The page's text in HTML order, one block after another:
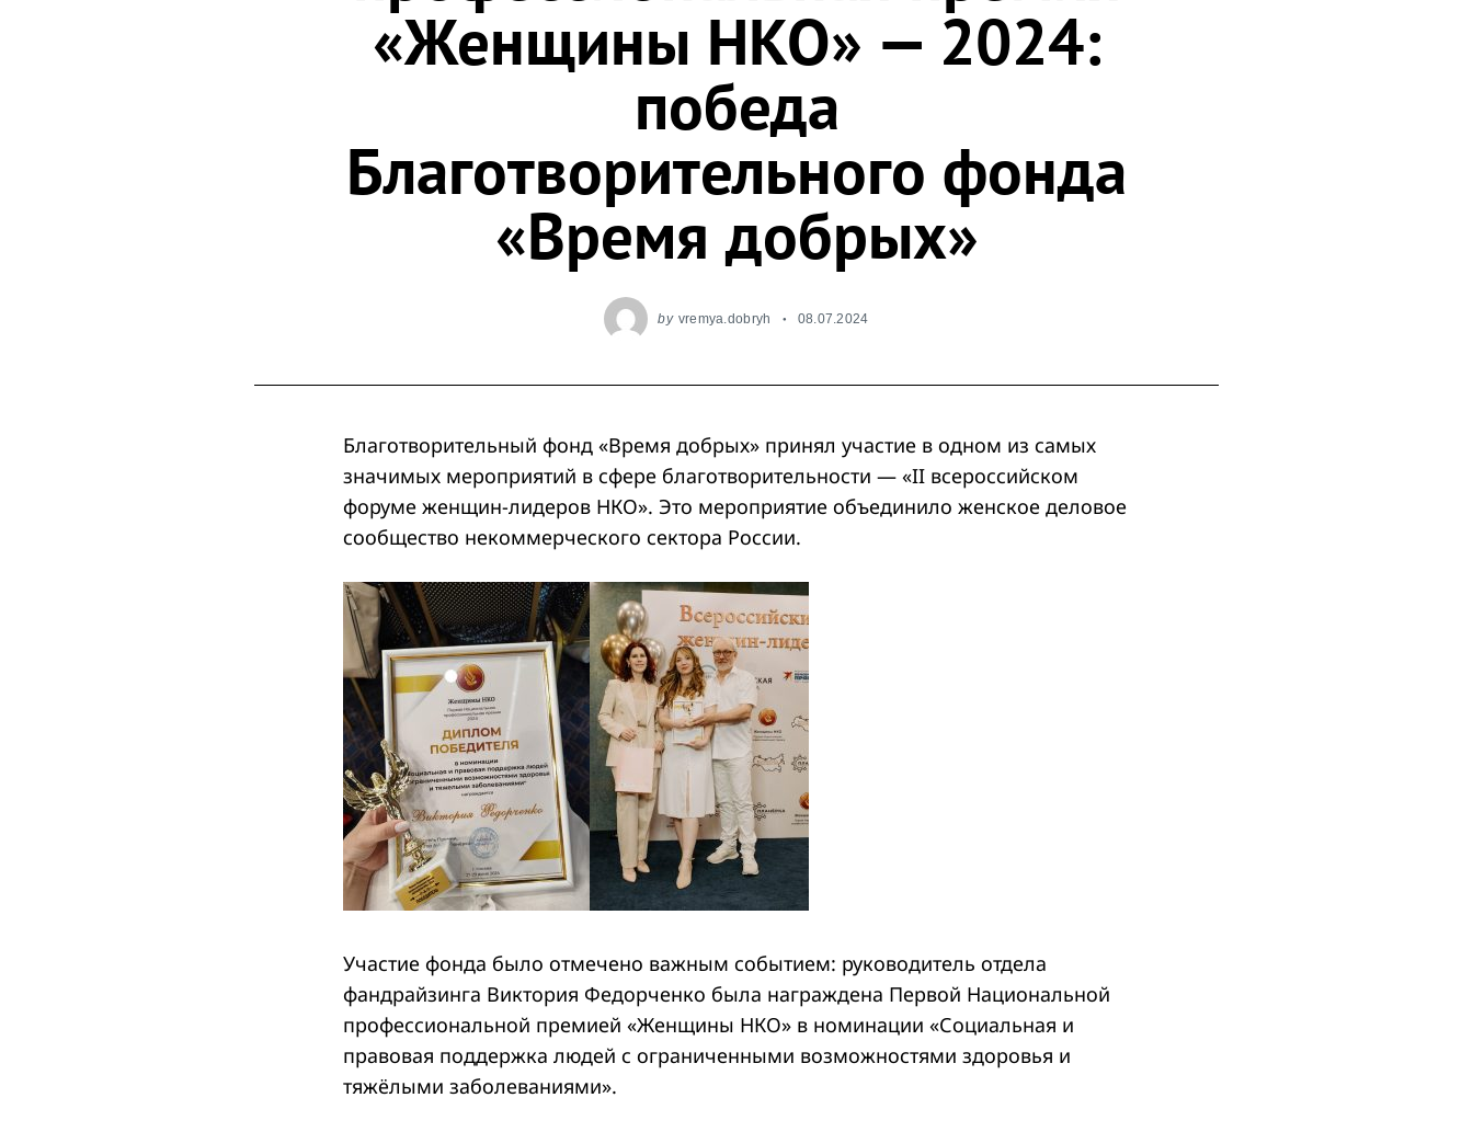
«Женщины НКО» — 2024:
победа
Благотворительного фонда
«Время добрых»
by vremya.dobryh 08.07.2024
Благотворительный фонд «Время добрых» принял участие в одном из самых
значимых мероприятий в сфере благотворительности — «II всероссийском
форуме женщин-лидеров НКО». Это мероприятие объединило женское деловое
сообщество некоммерческого сектора России.
Участие фонда было отмечено важным событием: руководитель отдела
фандрайзинга Виктория Федорченко была награждена Первой Национальной
профессиональной премией «Женщины НКО» в номинации «Социальная и
правовая поддержка людей с ограниченными возможностями здоровья и
тяжёлыми заболеваниями».